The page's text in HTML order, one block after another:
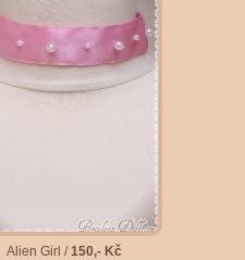
Alien Girl /150,- Kč